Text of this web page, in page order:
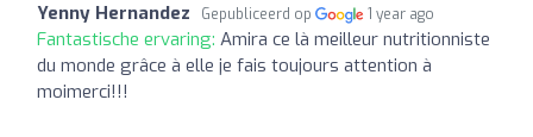
Yenny Hernandez Gepubliceerd op 1 year ago
Fantastische ervaring: Amira ce là meilleur nutritionniste
du monde grâce à elle je fais toujours attention à
moimerci!!!